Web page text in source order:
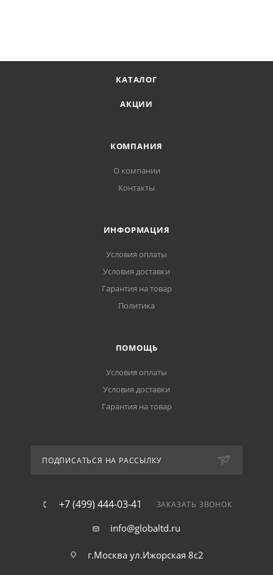
КАТАЛОГ
АКЦИИ
КОМПАНИЯ
О компании
Контакты
ИНФОРМАЦИЯ
Условия оплаты
Условия доставки
Гарантия на товар
Политика
ПОМОЩЬ
Условия оплаты
Условия доставки
Гарантия на товар
ПОДПИСАТЬСЯ НА РАССЫЛКУ
+7 (499) 444-03-41 ЗАКАЗАТЬ ЗВОНОК
info@globaltd.ru
г.Москва ул.Ижорская 8с2